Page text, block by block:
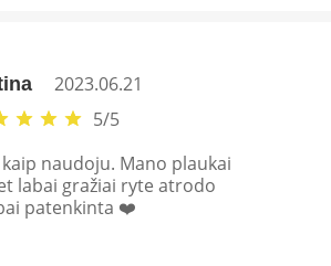
2023.06.21
5/5
naudoju. Mano plaukai
labai gražiai ryte atrodo
patenkinta ❤️